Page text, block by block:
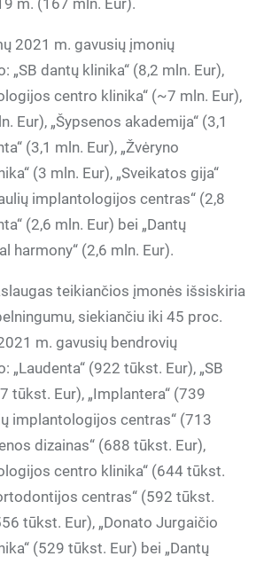
m. (167 mln. Eur).
2021 m. gavusių įmonių
„SB dantų klinika“ (8,2 mln. Eur),
centro klinika“ (~7 mln. Eur),
Eur), „Šypsenos akademija“ (3,1
(3,1 mln. Eur), „Žvėryno
(3 mln. Eur), „Sveikatos gija“
implantologijos centras“ (2,8
(2,6 mln. Eur) bei „Dantų
harmony“ (2,6 mln. Eur).
teikiančios įmonės išsiskiria
siekiančiu iki 45 proc.
m. gavusių bendrovių
„Laudenta“ (922 tūkst. Eur), „SB
tūkst. Eur), „Implantera“ (739
implantologijos centras“ (713
dizainas“ (688 tūkst. Eur),
centro klinika“ (644 tūkst.
centras“ (592 tūkst.
tūkst. Eur), „Donato Jurgaičio
(529 tūkst. Eur) bei „Dantų